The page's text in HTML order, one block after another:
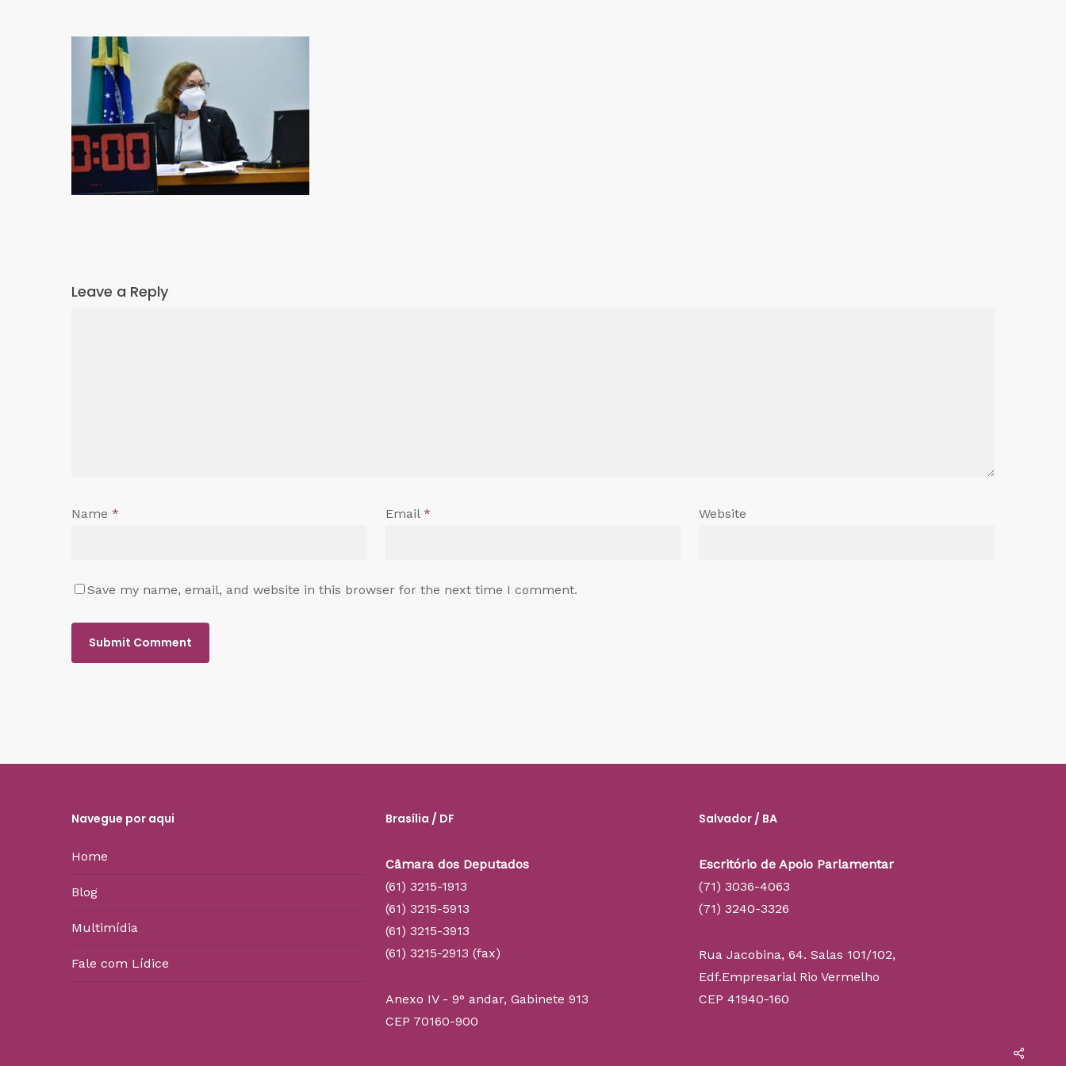
Leave a Reply
Name * Email * Website
Save my name, email, and website in this browser for the next time I comment.
Navegue por aqui
Home
Blog
Multimídia
Fale com Lídice
Brasília / DF
Câmara dos Deputados
(61) 3215-1913
(61) 3215-5913
(61) 3215-3913
(61) 3215-2913 (fax)
Anexo IV - 9° andar, Gabinete 913
CEP 70160-900
Salvador / BA
Escritório de Apoio Parlamentar
(71) 3036-4063
(71) 3240-3326
Rua Jacobina, 64. Salas 101/102,
Edf.Empresarial Rio Vermelho
CEP 41940-160